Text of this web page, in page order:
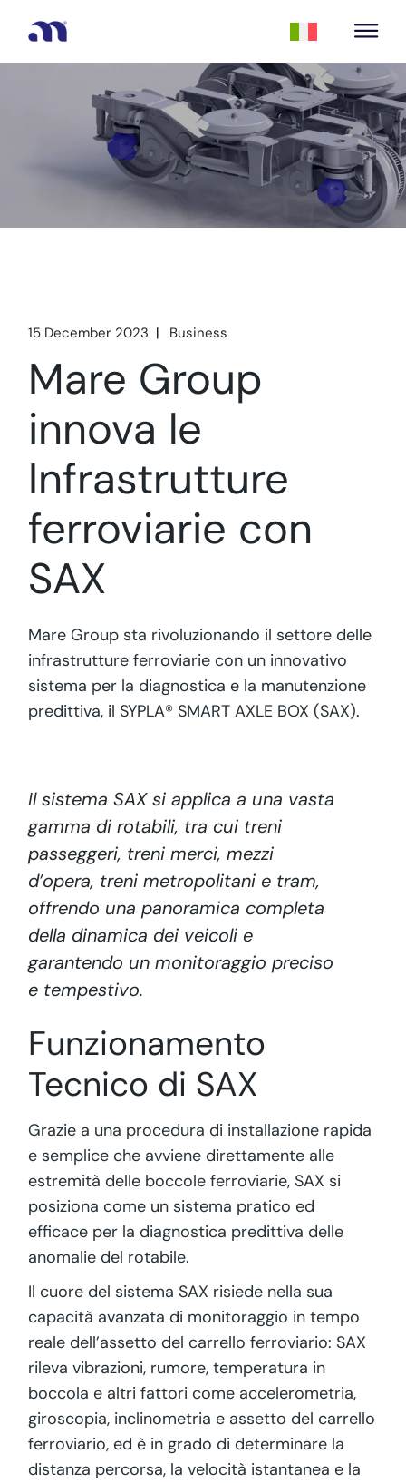
15 December 2023 Business
Mare Group
innova le
Infrastrutture
ferroviarie con
SAX
Mare Group sta rivoluzionando il settore delle
infrastrutture ferroviarie con un innovativo
sistema per la diagnostica e la manutenzione
predittiva, il SYPLA® SMART AXLE BOX (SAX).
Il sistema SAX si applica a una vasta
gamma di rotabili, tra cui treni
passeggeri, treni merci, mezzi
d’opera, treni metropolitani e tram,
offrendo una panoramica completa
della dinamica dei veicoli e
garantendo un monitoraggio preciso
e tempestivo.
Funzionamento
Tecnico di SAX
Grazie a una procedura di installazione rapida
e semplice che avviene direttamente alle
estremità delle boccole ferroviarie, SAX si
posiziona come un sistema pratico ed
efficace per la diagnostica predittiva delle
anomalie del rotabile.
Il cuore del sistema SAX risiede nella sua
capacità avanzata di monitoraggio in tempo
reale dell’assetto del carrello ferroviario: SAX
rileva vibrazioni, rumore, temperatura in
boccola e altri fattori come accelerometria,
giroscopia, inclinometria e assetto del carrello
ferroviario, ed è in grado di determinare la
distanza percorsa, la velocità istantanea e la